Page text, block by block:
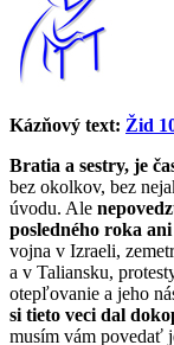
Kázňový text: Žid
Bratia a sestry, je
bez okolkov, bez
úvodu. Ale
posledného roka
vojna v Izraeli,
a v Taliansku,
otepľovanie a jeho
si tieto veci dal
musím vám povedať